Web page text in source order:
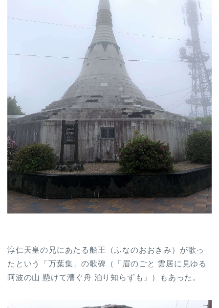
淳仁天皇の兄にあたる船王（ふなのおおきみ）が歌っ
たという「万葉集」の歌碑（「眉のごと 雲居に見ゆる
阿波の山 懸けて漕ぐ舟 泊り知らずも」）もあった。